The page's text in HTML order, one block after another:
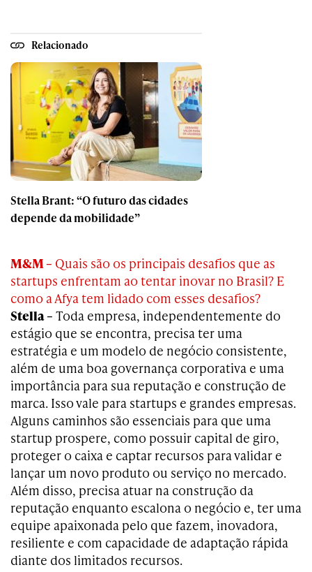
Relacionado
Stella Brant: “O futuro das cidades
depende da mobilidade”
M&M – Quais são os principais desafios que as
startups enfrentam ao tentar inovar no Brasil? E
como a Afya tem lidado com esses desafios?
Stella – Toda empresa, independentemente do
estágio que se encontra, precisa ter uma
estratégia e um modelo de negócio consistente,
além de uma boa governança corporativa e uma
importância para sua reputação e construção de
marca. Isso vale para startups e grandes empresas.
Alguns caminhos são essenciais para que uma
startup prospere, como possuir capital de giro,
proteger o caixa e captar recursos para validar e
lançar um novo produto ou serviço no mercado.
Além disso, precisa atuar na construção da
reputação enquanto escalona o negócio e, ter uma
equipe apaixonada pelo que fazem, inovadora,
resiliente e com capacidade de adaptação rápida
diante dos limitados recursos.